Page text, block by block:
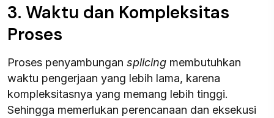
3. Waktu dan Kompleksitas
Proses
Proses penyambungan splicing membutuhkan
waktu pengerjaan yang lebih lama, karena
kompleksitasnya yang memang lebih tinggi.
Sehingga memerlukan perencanaan dan eksekusi